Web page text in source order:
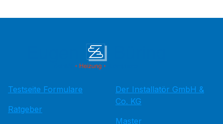
Testseite Formulare
Ratgeber
Der Installatör GmbH &
Co. KG
Master